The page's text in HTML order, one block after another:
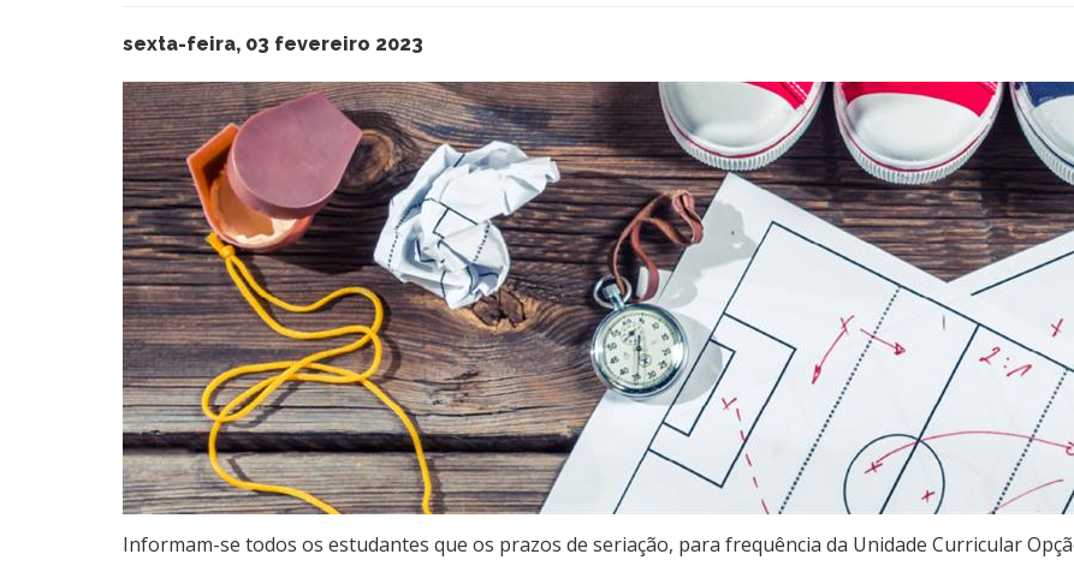
sexta-feira, 03 fevereiro 2023
Informam-se todos os estudantes que os prazos de seriação, para frequência da Unidade Curricular